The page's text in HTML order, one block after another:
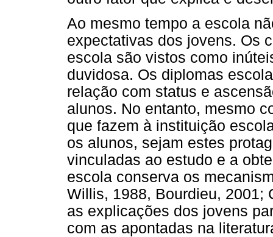
Ao mesmo tempo a escola
expectativas dos jovens. Os
escola são vistos como
duvidosa. Os diplomas
relação com status e
alunos. No entanto, mesmo
que fazem à instituição
os alunos, sejam estes
vinculadas ao estudo e a
escola conserva os
Willis, 1988, Bourdieu, 2001;
as explicações dos jovens
com as apontadas na